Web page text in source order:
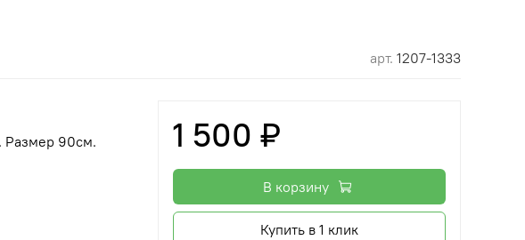
арт. 1207-1333
Размер 90см. 1 500 ₽
В корзину
Купить в 1 клик